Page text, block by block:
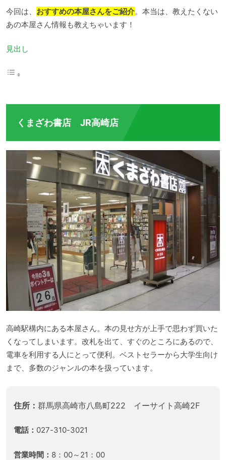
今回は、 おすすめの本屋さんをご紹介。本当は、教えたくない
あの本屋さん情報も教えちゃいます！
見出し
くまざわ書店 JR高崎店
高崎駅構内にある本屋さん。本の見せ方が上手で思わず買いた
くなってしまいます。改札を出て、すぐのところにあるので、
電車を利用する人にとって便利。ベストセラーから大学生向け
まで、多数のジャンルの本を扱っています。
住所： 群馬県高崎市八島町222 イーサイト高崎2F
電話： 027-310-3021
営業時間： 8：00～21：00